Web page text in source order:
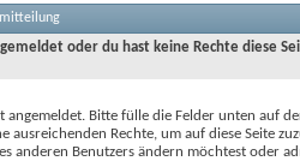
oder du hast keine Rechte diese
angemeldet. Bitte fülle die Felder unten auf
ausreichenden Rechte, um auf diese Seite
anderen Benutzers ändern möchtest oder